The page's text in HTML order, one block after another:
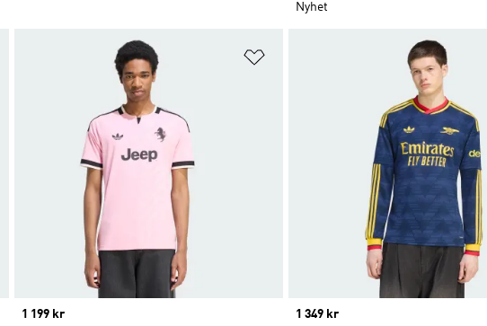
Nyhet
Lägg till på önskelistan Lägg till på önskelistan
Price
1 199 kr
Price
1 349 kr